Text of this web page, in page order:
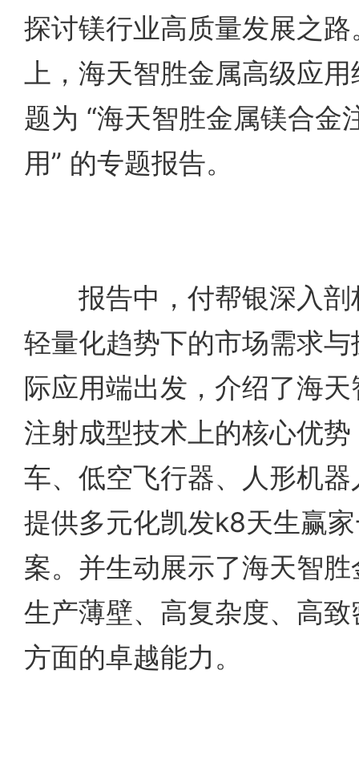
探讨镁行业高质量发展之
上，海天智胜金属高级应
题为 “海天智胜金属镁合金
用” 的专题报告。
报告中，付帮银深入剖
轻量化趋势下的市场需求
际应用端出发，介绍了海
注射成型技术上的核心优
车、低空飞行器、人形机
提供多元化凯发k8天生赢
案。并生动展示了海天智
生产薄壁、高复杂度、高
方面的卓越能力。